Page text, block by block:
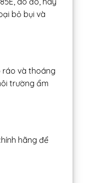
bỏ bụi và
ráo và thoáng
trường ẩm
hãng để